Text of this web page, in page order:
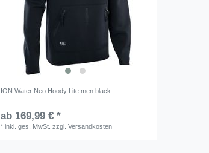
ION Water Neo Hoody Lite men black
ab 169,99 € *
*inkl. ges. MwSt. zzgl.Versandkosten